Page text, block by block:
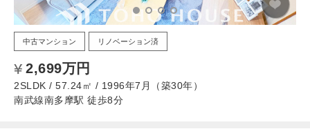
中古マンション リノベーション済
2,699万円
2SLDK / 57.24㎡ / 1996年7月（築30年）
南武線南多摩駅 徒歩8分